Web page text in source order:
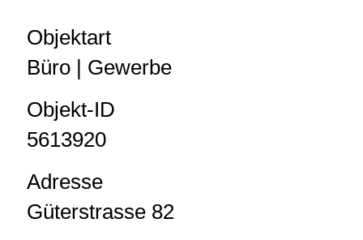
Objektart
Büro | Gewerbe
Objekt-ID
5613920
Adresse
Güterstrasse 82